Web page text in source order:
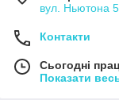
вул. Ньютона
Контакти
Сьогодні
Показати